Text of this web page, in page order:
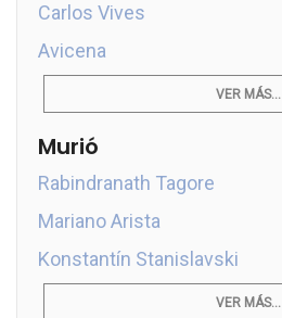
Carlos Vives
Avicena
VER MÁS...
Murió
Rabindranath Tagore
Mariano Arista
Konstantín Stanislavski
VER MÁS...